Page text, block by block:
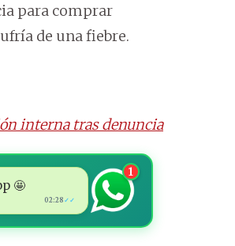
para comprar
de una fiebre.
interna tras denuncia
🤩
02:28 ✓✓
1